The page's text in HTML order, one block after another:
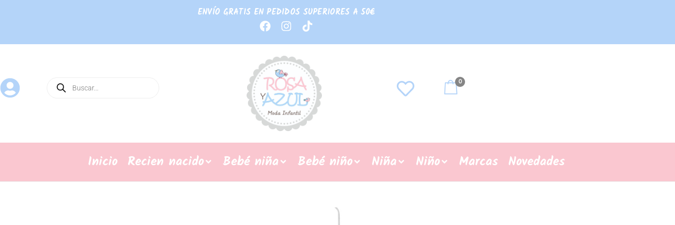
ENVÍO GRATIS EN PEDIDOS SUPERIORES A 50€
0
Inicio Recien nacido Bebé niña Bebé niño Niña Niño Marcas Novedades